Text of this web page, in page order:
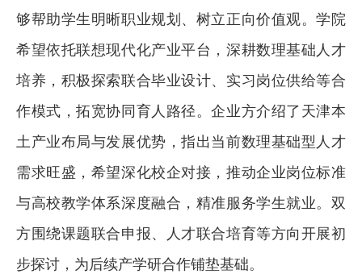
够帮助学生明晰职业规划、树立正向价值观。学院
希望依托联想现代化产业平台，深耕数理基础人才
培养，积极探索联合毕业设计、实习岗位供给等合
作模式，拓宽协同育人路径。企业方介绍了天津本
土产业布局与发展优势，指出当前数理基础型人才
需求旺盛，希望深化校企对接，推动企业岗位标准
与高校教学体系深度融合，精准服务学生就业。双
方围绕课题联合申报、人才联合培育等方向开展初
步探讨，为后续产学研合作铺垫基础。